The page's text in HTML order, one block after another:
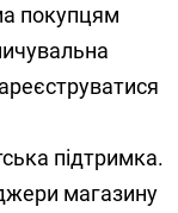
покупцям
підтримка.
магазину